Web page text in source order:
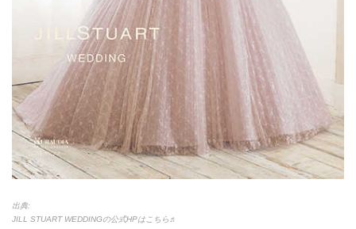
出典:
JILL STUART WEDDINGの公式HPはこちら♬